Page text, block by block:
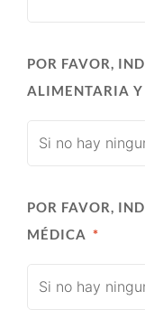
POR FAVOR,
ALIMENTARIA Y
POR FAVOR,
MÉDICA